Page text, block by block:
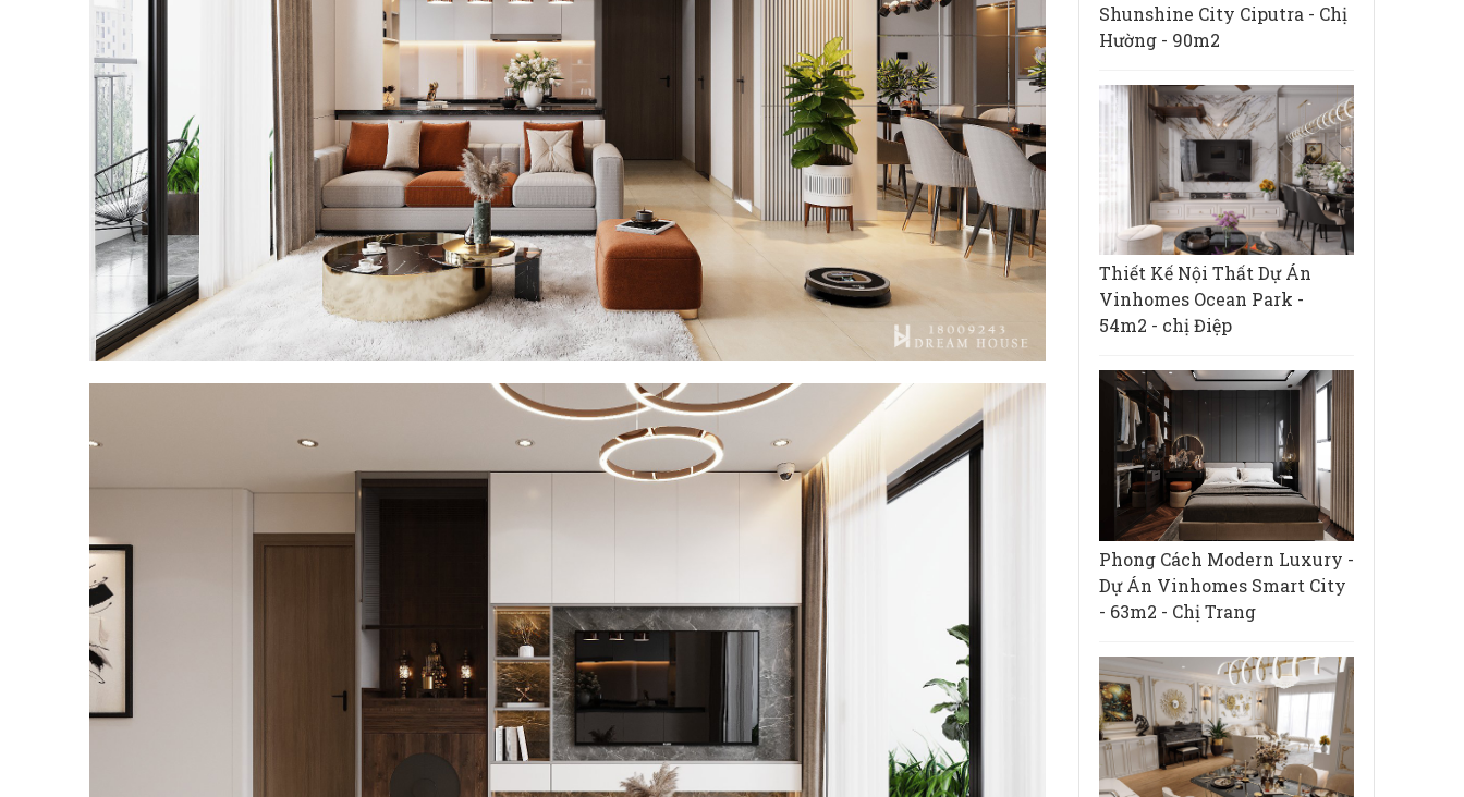
Shunshine City Ciputra - Chị
Hường - 90m2
Thiết Kế Nội Thất Dự Án
Vinhomes Ocean Park -
54m2 - chị Điệp
Phong Cách Modern Luxury -
Dự Án Vinhomes Smart City
- 63m2 - Chị Trang